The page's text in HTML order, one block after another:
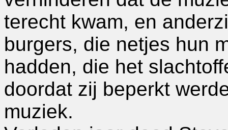
terecht kwam, en
burgers, die netjes hun
hadden, die het
doordat zij beperkt
muziek.